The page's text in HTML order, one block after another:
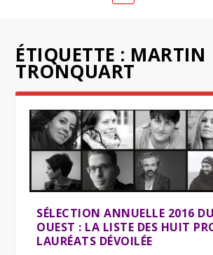
ÉTIQUETTE : MARTIN
TRONQUART
SÉLECTION ANNUELLE 2016
OUEST : LA LISTE DES HUIT
LAURÉATS DÉVOILÉE